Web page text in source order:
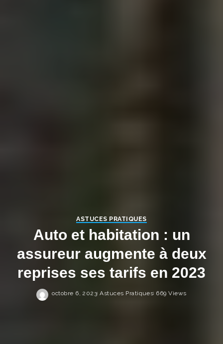
ASTUCES PRATIQUES
Auto et habitation : un
assureur augmente à deux
reprises ses tarifs en 2023
octobre 6, 2023 Astuces Pratiques 669 Views